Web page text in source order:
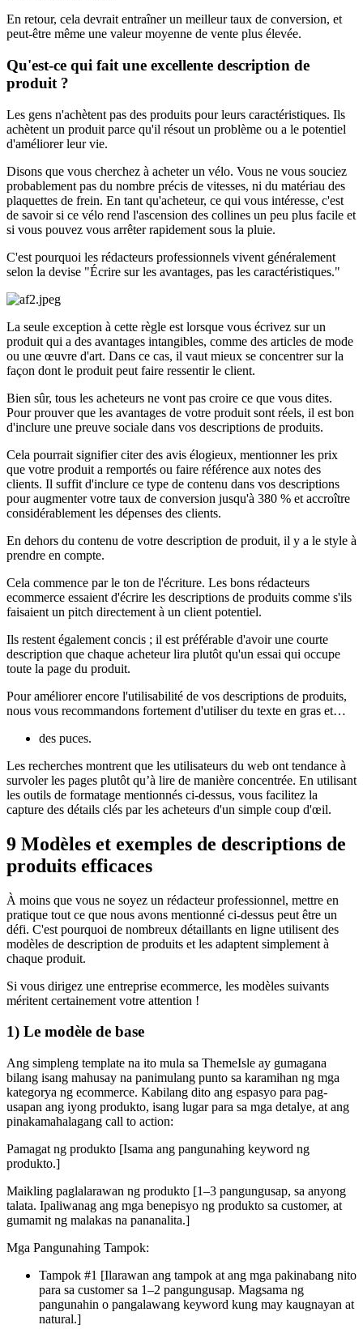
En retour, cela devrait entraîner un meilleur taux de conversion, et
peut-être même une valeur moyenne de vente plus élevée.
Qu'est-ce qui fait une excellente description de
produit ?
Les gens n'achètent pas des produits pour leurs caractéristiques. Ils
achètent un produit parce qu'il résout un problème ou a le potentiel
d'améliorer leur vie.
Disons que vous cherchez à acheter un vélo. Vous ne vous souciez
probablement pas du nombre précis de vitesses, ni du matériau des
plaquettes de frein. En tant qu'acheteur, ce qui vous intéresse, c'est
de savoir si ce vélo rend l'ascension des collines un peu plus facile et
si vous pouvez vous arrêter rapidement sous la pluie.
C'est pourquoi les rédacteurs professionnels vivent généralement
selon la devise "Écrire sur les avantages, pas les caractéristiques."
La seule exception à cette règle est lorsque vous écrivez sur un
produit qui a des avantages intangibles, comme des articles de mode
ou une œuvre d'art. Dans ce cas, il vaut mieux se concentrer sur la
façon dont le produit peut faire ressentir le client.
Bien sûr, tous les acheteurs ne vont pas croire ce que vous dites.
Pour prouver que les avantages de votre produit sont réels, il est bon
d'inclure une preuve sociale dans vos descriptions de produits.
Cela pourrait signifier citer des avis élogieux, mentionner les prix
que votre produit a remportés ou faire référence aux notes des
clients. Il suffit d'inclure ce type de contenu dans vos descriptions
pour augmenter votre taux de conversion jusqu'à 380 % et accroître
considérablement les dépenses des clients.
En dehors du contenu de votre description de produit, il y a le style à
prendre en compte.
Cela commence par le ton de l'écriture. Les bons rédacteurs
ecommerce essaient d'écrire les descriptions de produits comme s'ils
faisaient un pitch directement à un client potentiel.
Ils restent également concis ; il est préférable d'avoir une courte
description que chaque acheteur lira plutôt qu'un essai qui occupe
toute la page du produit.
Pour améliorer encore l'utilisabilité de vos descriptions de produits,
nous vous recommandons fortement d'utiliser du texte en gras et…
des puces.
Les recherches montrent que les utilisateurs du web ont tendance à
survoler les pages plutôt qu’à lire de manière concentrée. En utilisant
les outils de formatage mentionnés ci-dessus, vous facilitez la
capture des détails clés par les acheteurs d'un simple coup d'œil.
9 Modèles et exemples de descriptions de
produits efficaces
À moins que vous ne soyez un rédacteur professionnel, mettre en
pratique tout ce que nous avons mentionné ci-dessus peut être un
défi. C'est pourquoi de nombreux détaillants en ligne utilisent des
modèles de description de produits et les adaptent simplement à
chaque produit.
Si vous dirigez une entreprise ecommerce, les modèles suivants
méritent certainement votre attention !
1) Le modèle de base
Ang simpleng template na ito mula sa ThemeIsle ay gumagana
bilang isang mahusay na panimulang punto sa karamihan ng mga
kategorya ng ecommerce. Kabilang dito ang espasyo para pag-
usapan ang iyong produkto, isang lugar para sa mga detalye, at ang
pinakamahalagang call to action:
Pamagat ng produkto [Isama ang pangunahing keyword ng
produkto.]
Maikling paglalarawan ng produkto [1–3 pangungusap, sa anyong
talata. Ipaliwanag ang mga benepisyo ng produkto sa customer, at
gumamit ng malakas na pananalita.]
Mga Pangunahing Tampok:
Tampok #1 [Ilarawan ang tampok at ang mga pakinabang nito
para sa customer sa 1–2 pangungusap. Magsama ng
pangunahin o pangalawang keyword kung may kaugnayan at
natural.]